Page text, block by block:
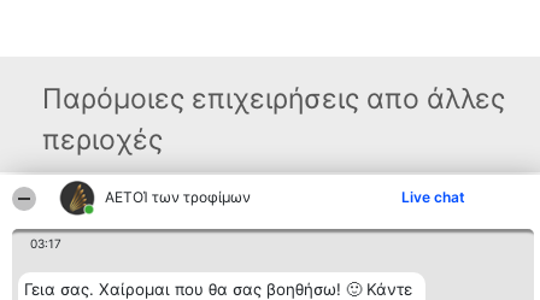
ΑΕΤΟΊ των τροφίμων Live chat
03:17
Γεια σας. Χαίρομαι που θα σας βοηθήσω! 🙂 Κάντε
Παρόμοιες επιχειρήσεις απο άλλες
περιοχές
Διοργανωτής της
κατάταξης
Μονοπρόσωπη ΙΚΕ
ΤΗΛ. ΕΠΙΚΟΙΝΩΝΙΑΣ:
Διακριθέντες
των
διακριθέντων
Επικοινωνία